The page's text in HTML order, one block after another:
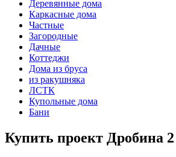
Деревянные дома
Каркасные дома
Частные
Загородные
Дачные
Коттеджи
Дома из бруса
из ракушняка
ЛСТК
Купольные дома
Бани
Купить проект Дробина 2